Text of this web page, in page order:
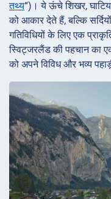
तथ्य“)। ये ऊंचे शिखर,
को आकार देते हैं, बल्कि
गतिविधियों के लिए एक
स्विट्जरलैंड की पहचान का
को अपने विविध और भव्य